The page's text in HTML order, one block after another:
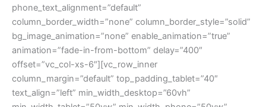
phone_text_alignment=”default”
column_border_width=”none” column_border_style=”solid”
bg_image_animation=”none” enable_animation=”true”
animation=”fade-in-from-bottom” delay=”400″
offset=”vc_col-xs-6″][vc_row_inner
column_margin=”default” top_padding_tablet=”40″
text_align=”left” min_width_desktop=”60vh”